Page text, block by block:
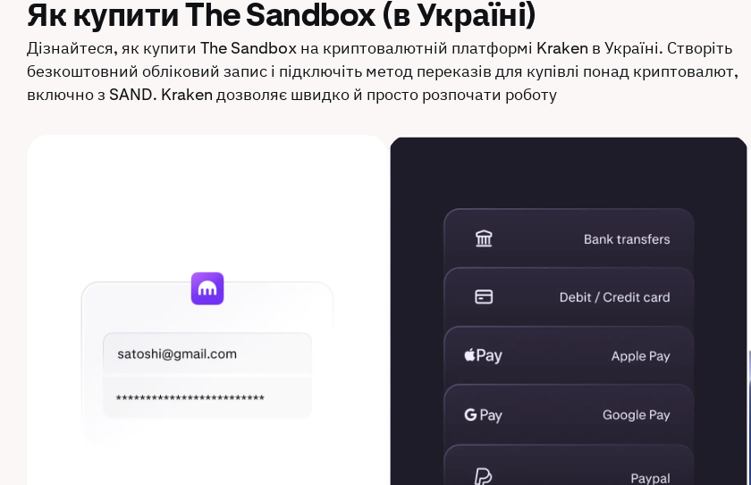
Як купити The Sandbox (в Україні)
Дізнайтеся, як купити The Sandbox на криптовалютній платформі Kraken в Україні. Створіть
безкоштовний обліковий запис і підключіть метод переказів для купівлі понад криптовалют,
включно з SAND. Kraken дозволяє швидко й просто розпочати роботу